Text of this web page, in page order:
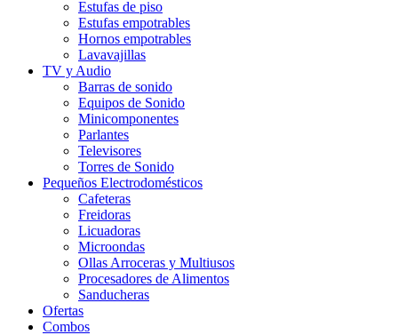
Estufas de piso
Estufas empotrables
Hornos empotrables
Lavavajillas
TV y Audio
Barras de sonido
Equipos de Sonido
Minicomponentes
Parlantes
Televisores
Torres de Sonido
Pequeños Electrodomésticos
Cafeteras
Freidoras
Licuadoras
Microondas
Ollas Arroceras y Multiusos
Procesadores de Alimentos
Sanducheras
Ofertas
Combos